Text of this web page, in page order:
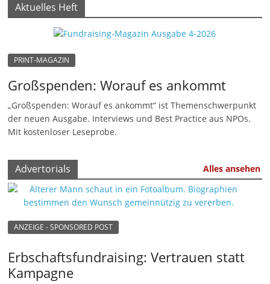
d
e
V
e
r
e
e
|
S
i
Aktuelles Heft
PRINT-MAGAZIN
Großspenden: Worauf es ankommt
„Großspenden: Worauf es ankommt“ ist Themenschwerpunkt
der neuen Ausgabe. Interviews und Best Practice aus NPOs.
Mit kostenloser Leseprobe.
Advertorials Alles ansehen
ANZEIGE - SPONSORED POST
Erbschaftsfundraising: Vertrauen statt
Kampagne